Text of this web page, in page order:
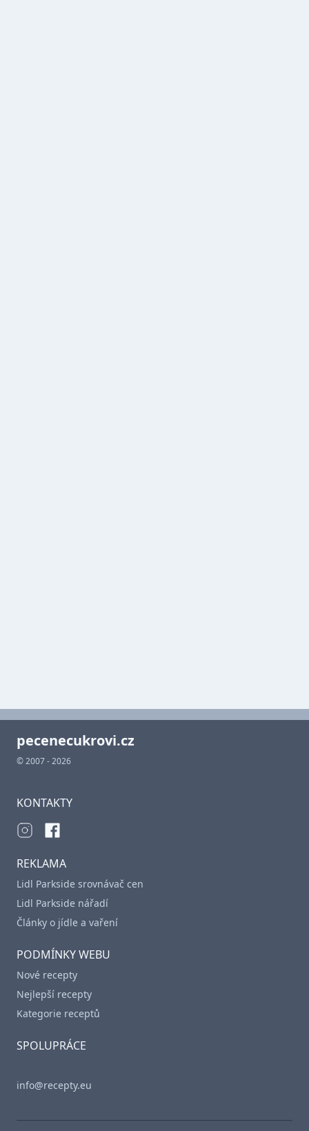
pecenecukrovi.cz
© 2007 - 2026
KONTAKTY
REKLAMA
Lidl Parkside srovnávač cen
Lidl Parkside nářadí
Články o jídle a vaření
PODMÍNKY WEBU
Nové recepty
Nejlepší recepty
Kategorie receptů
SPOLUPRÁCE
info@recepty.eu